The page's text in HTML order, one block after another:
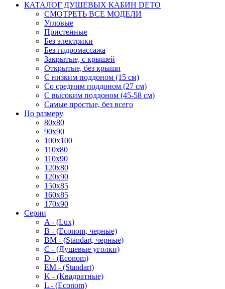
КАТАЛОГ ДУШЕВЫХ КАБИН DETO
СМОТРЕТЬ ВСЕ МОДЕЛИ
Угловые
Пристенные
Без электрики
Без гидромассажа
Закрытые, с крышей
Открытые, без крыши
С низким поддоном (15 см)
Со средним поддоном (27 см)
С высоким поддоном (45-58 см)
Самые простые, без всего
По размеру
80x80
90x90
100x100
110x80
110x90
120x80
120x90
150x85
160x85
170x90
Серии
A - (Lux)
B - (Econom, черные)
BM - (Standart, черные)
C - (Душевые уголки)
D - (Econom)
EM - (Standart)
K - (Квадратные)
L - (Econom)